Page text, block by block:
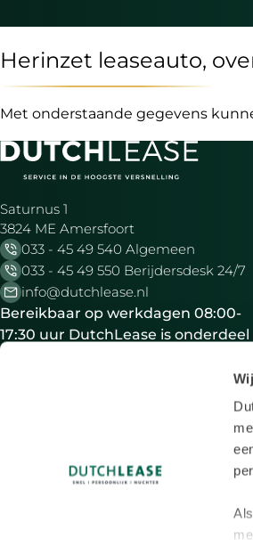
Herinzet leaseauto,
Met onderstaande gegevens
Saturnus 1
3824 ME Amersfoort
033 - 45 49 540 Algemeen
033 - 45 49 550 Berijdersdesk 24/7
info@dutchlease.nl
Bereikbaar op werkdagen 08:00-
17:30 uur DutchLease is onderdeel
* Aan de berekening kunnen
de